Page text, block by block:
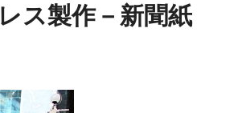
ス製作－新聞紙